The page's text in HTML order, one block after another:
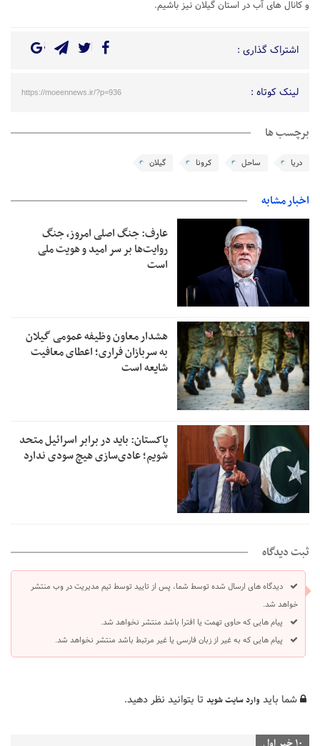
و کانال های آب در استان گیلان نیز باشیم.
اشتراک گذاری :
لینک کوتاه : https://moeennews.ir/?p=936
برچسب ها
دریا ساحل کرونا گیلان
اخبار مشابه
عارف: جنگ اصلی امروز، جنگ
روایت‌ها بر سر امید و هویت ملی
است
هشدار معاون وظیفه عمومی گیلان
به سربازان فراری؛ اعطای معافیت
شایعه است
پاکستان: باید در برابر اسرائیل متحد
شویم؛ عادی‌سازی هیچ سودی ندارد
ثبت دیدگاه
دیدگاه های ارسال شده توسط شما، پس از تایید توسط تیم مدیریت در وب منتشر
خواهد شد.
پیام هایی که حاوی تهمت یا افترا باشد منتشر نخواهد شد.
پیام هایی که به غیر از زبان فارسی یا غیر مرتبط باشد منتشر نخواهد شد.
شما باید وارد سایت شوید تا بتوانید نظر دهید.